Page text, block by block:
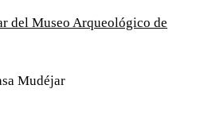
del Museo Arqueológico de
Mudéjar